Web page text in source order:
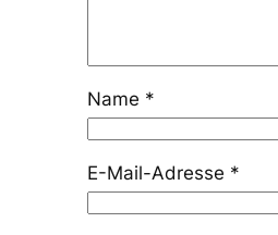
Name *
E-Mail-Adresse *